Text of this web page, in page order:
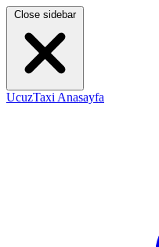
Close sidebar
UcuzTaxi Anasayfa